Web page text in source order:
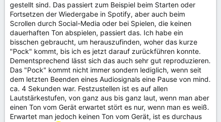
gestellt sind. Das passiert zum Beispiel beim Starten oder
Fortsetzen der Wiedergabe in Spotify, aber auch beim
Scrollen durch Social-Media oder bei Spielen, die keinen
dauerhaften Ton abspielen, passiert das. Ich habe ein
bisschen gebraucht, um herauszufinden, woher das kurze
"Pock" kommt, bis ich es jetzt darauf zurückführen konnte.
Dementsprechend lässt sich das auch sehr gut reproduzieren.
Das "Pock" kommt nicht immer sondern lediglich, wenn seit
dem letzten Beenden eines Audiosignals eine Pause von mind.
ca. 4 Sekunden war. Festzustellen ist es auf allen
Lautstärkestufen, von ganz aus bis ganz laut, wenn man aber
einen Ton vom Gerät erwartet stört es nur, wenn man es weiß.
Erwartet man jedoch keinen Ton vom Gerät, ist es durchaus